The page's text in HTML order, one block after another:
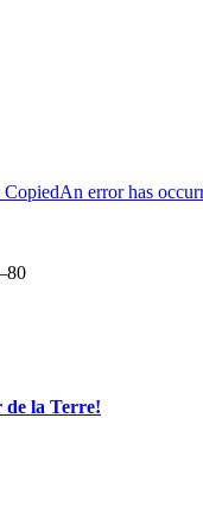
CopiedAn error has
de la Terre!